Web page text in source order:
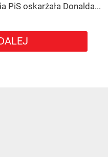
PiS oskarżała Donalda...